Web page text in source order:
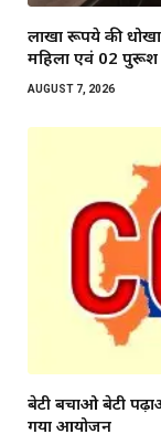
लाखों रूपये की
महिला एवं 02 पुरूश
AUGUST 7, 2026
बेटी बचाओ बेटी
गया आयोजन